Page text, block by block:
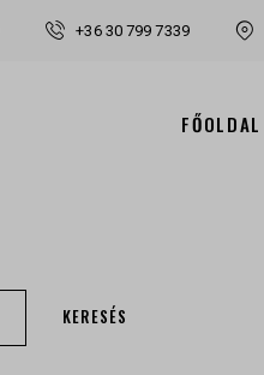
+36 30 799 7339
FŐOLDAL
KERESÉS